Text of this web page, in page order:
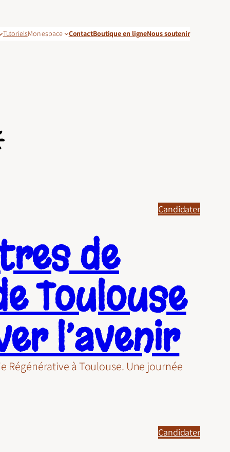
TutorielsMon espace ContactBoutique en ligneNous soutenir
Candidater
de
Toulouse
l’avenir
Régénérative à Toulouse. Une journée
Candidater